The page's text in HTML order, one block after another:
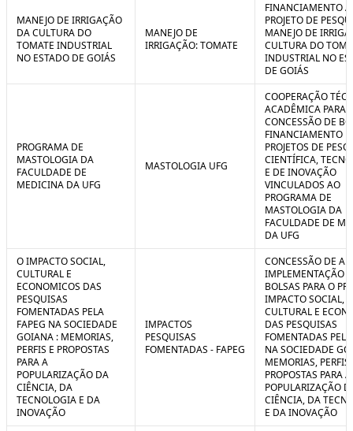
MANEJO DE IRRIGAÇÃO
DA CULTURA DO
TOMATE INDUSTRIAL
NO ESTADO DE GOIÁS
MANEJO DE
IRRIGAÇÃO: TOMATE
FINANCIAMENTO
PROJETO DE
MANEJO DE
CULTURA DO
INDUSTRIAL NO
DE GOIÁS
PROGRAMA DE
MASTOLOGIA DA
FACULDADE DE
MEDICINA DA UFG
MASTOLOGIA UFG
COOPERAÇÃO
ACADÊMICA PARA
CONCESSÃO DE
FINANCIAMENTO
PROJETOS DE
CIENTÍFICA,
E DE INOVAÇÃO
VINCULADOS AO
PROGRAMA DE
MASTOLOGIA DA
FACULDADE DE
DA UFG
O IMPACTO SOCIAL,
CULTURAL E
ECONOMICOS DAS
PESQUISAS
FOMENTADAS PELA
FAPEG NA SOCIEDADE
GOIANA : MEMORIAS,
PERFIS E PROPOSTAS
PARA A
POPULARIZAÇÃO DA
CIÊNCIA, DA
TECNOLOGIA E DA
INOVAÇÃO
IMPACTOS
PESQUISAS
FOMENTADAS - FAPEG
CONCESSÃO DE
IMPLEMENTAÇÃO
BOLSAS PARA O
IMPACTO SOCIAL,
CULTURAL E
DAS PESQUISAS
FOMENTADAS
NA SOCIEDADE
MEMORIAS, PERFIS
PROPOSTAS PARA A
POPULARIZAÇÃO
CIÊNCIA, DA
E DA INOVAÇÃO